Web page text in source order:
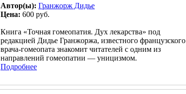
Автор(ы): Гранжорж Дидье
Цена: 600 руб.
Книга «Точная гомеопатия. Дух лекарства» под
редакцией Дидье Гранжоржа, известного французского
врача-гомеопата знакомит читателей с одним из
направлений гомеопатии — уницизмом.
Подробнее